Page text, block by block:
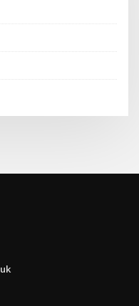
الجمعة السوداء أفضل العروض على الانترنت uk